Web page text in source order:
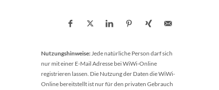
Nutzungshinweise:Jede natürliche Person darf sich
nur mit einer E-Mail Adresse bei WiWi-Online
registrieren lassen. Die Nutzung der Daten die WiWi-
Online bereitstellt ist nur für den privaten Gebrauch